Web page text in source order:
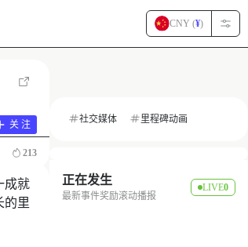
CNY (¥)
关 注
213
成就
的里
社交媒体 里程碑动画
正在发生
最新事件奖励滚动播报
LIVE0